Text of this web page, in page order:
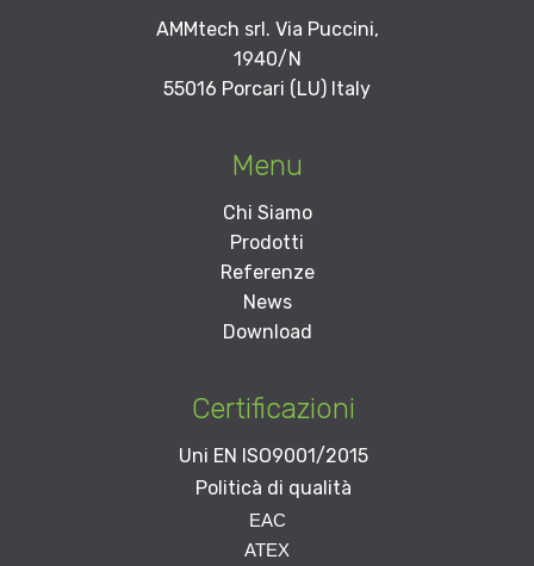
AMMtech srl. Via Puccini,
1940/N
55016 Porcari (LU) Italy
Menu
Chi Siamo
Prodotti
Referenze
News
Download
Certificazioni
Uni EN ISO9001/2015
Politicà di qualità
EAC
Per richiedere la
certificazione inviare una
ATEX